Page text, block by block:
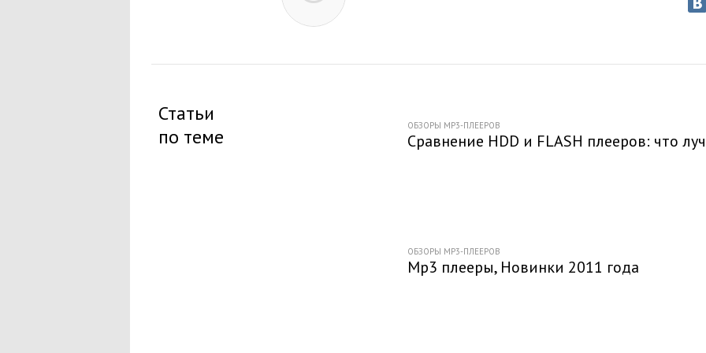
Статьи
по теме
ОБЗОРЫ MP3-ПЛЕЕРОВ
Сравнение HDD и FLASH плееров: что
ОБЗОРЫ MP3-ПЛЕЕРОВ
Mp3 плееры, Новинки 2011 года